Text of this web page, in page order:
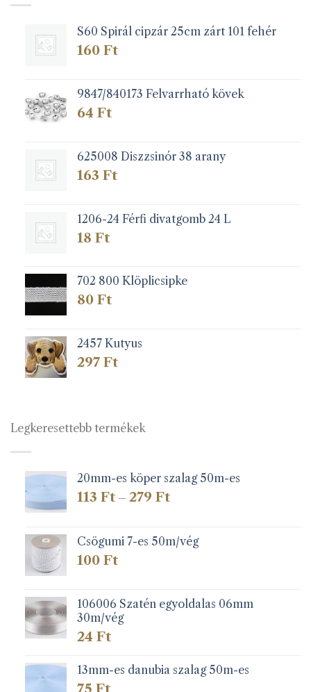
termékoldalon
választhatók
S60 Spirál cipzár 25cm zárt 101 fehér
160 Ft
9847/840173 Felvarrható kövek
64 Ft
625008 Diszzsinór 38 arany
163 Ft
1206-24 Férfi divatgomb 24 L
18 Ft
702 800 Klöplicsipke
80 Ft
2457 Kutyus
297 Ft
Legkeresettebb termékek
20mm-es köper szalag 50m-es
113 Ft – 279 FtÁrtartomány:
279 Ft
Csögumi 7-es 50m/vég
100 Ft
106006 Szatén egyoldalas 06mm
30m/vég
24 Ft
13mm-es danubia szalag 50m-es